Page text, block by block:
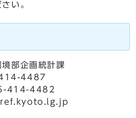
い。
部企画統計課
4487
414-4482